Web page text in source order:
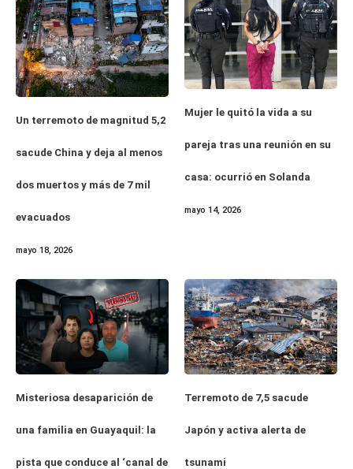
Un terremoto de magnitud 5,2
sacude China y deja al menos
dos muertos y más de 7 mil
evacuados
mayo 18, 2026
Mujer le quitó la vida a su
pareja tras una reunión en su
casa: ocurrió en Solanda
mayo 14, 2026
Misteriosa desaparición de
una familia en Guayaquil: la
pista que conduce al ‘canal de
Terremoto de 7,5 sacude
Japón y activa alerta de
tsunami